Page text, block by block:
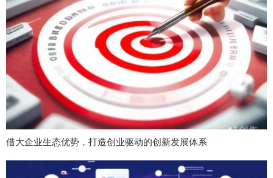
借大企业生态优势，打造创业驱动的创新发展体系